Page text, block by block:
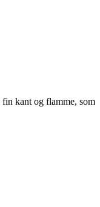
kant og flamme, som